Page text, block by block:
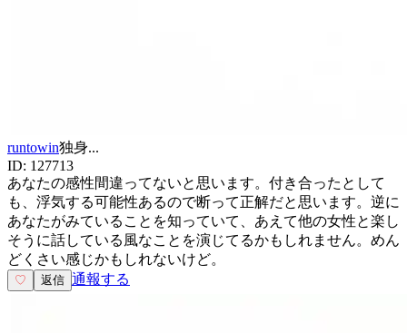
runtowin独身...
ID: 127713
あなたの感性間違ってないと思います。付き合ったとして
も、浮気する可能性あるので断って正解だと思います。逆に
あなたがみていることを知っていて、あえて他の女性と楽し
そうに話している風なことを演じてるかもしれません。めん
どくさい感じかもしれないけど。
♡ 返信 通報する